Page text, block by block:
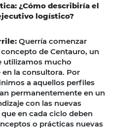
¿Cómo describiría el
logístico?
Querría comenzar
de Centauro, un
utilizamos mucho
la consultora. Por
a aquellos perfiles
permanentemente en un
con las nuevas
en cada ciclo deben
o prácticas nuevas